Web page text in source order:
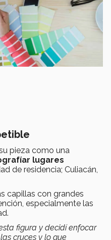
pieza como una
lugares
de residencia; Culiacán,
capillas con grandes
especialmente las
figura y decidí enfocar
cruces y lo que